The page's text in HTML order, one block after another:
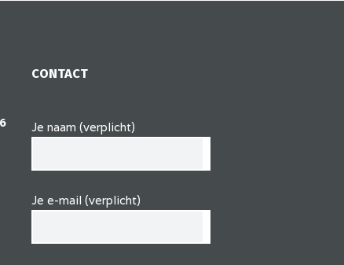
CONTACT
Je naam (verplicht)
Je e-mail (verplicht)